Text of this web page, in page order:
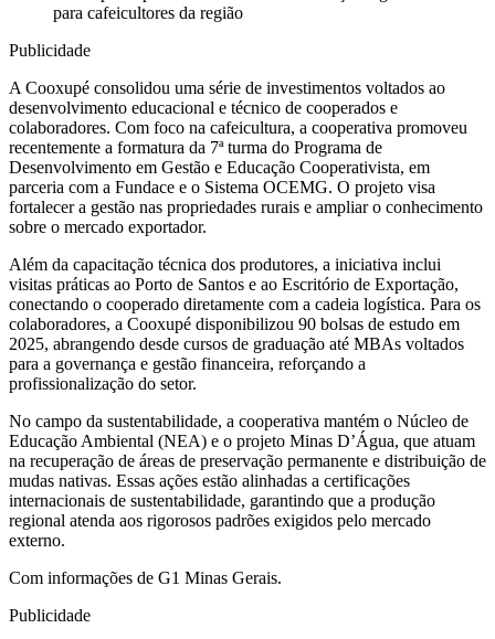
para cafeicultores da região
Publicidade
A Cooxupé consolidou uma série de investimentos voltados ao
desenvolvimento educacional e técnico de cooperados e
colaboradores. Com foco na cafeicultura, a cooperativa promoveu
recentemente a formatura da 7ª turma do Programa de
Desenvolvimento em Gestão e Educação Cooperativista, em
parceria com a Fundace e o Sistema OCEMG. O projeto visa
fortalecer a gestão nas propriedades rurais e ampliar o conhecimento
sobre o mercado exportador.
Além da capacitação técnica dos produtores, a iniciativa inclui
visitas práticas ao Porto de Santos e ao Escritório de Exportação,
conectando o cooperado diretamente com a cadeia logística. Para os
colaboradores, a Cooxupé disponibilizou 90 bolsas de estudo em
2025, abrangendo desde cursos de graduação até MBAs voltados
para a governança e gestão financeira, reforçando a
profissionalização do setor.
No campo da sustentabilidade, a cooperativa mantém o Núcleo de
Educação Ambiental (NEA) e o projeto Minas D’Água, que atuam
na recuperação de áreas de preservação permanente e distribuição de
mudas nativas. Essas ações estão alinhadas a certificações
internacionais de sustentabilidade, garantindo que a produção
regional atenda aos rigorosos padrões exigidos pelo mercado
externo.
Com informações de G1 Minas Gerais.
Publicidade